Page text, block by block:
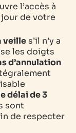
l’accès à
de votre
veille s’il n’y a
les doigts
d’annulation
délai de 3
sont
de respecter